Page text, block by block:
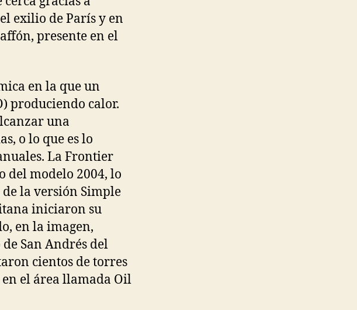
exilio de París y en
presente en el
en la que un
produciendo calor.
una
o lo que es lo
La Frontier
del modelo 2004, lo
la versión Simple
iniciaron su
en la imagen,
San Andrés del
cientos de torres
el área llamada Oil